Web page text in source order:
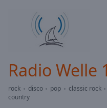
Loaded:
Radio Welle
rock disco pop classic rock
country